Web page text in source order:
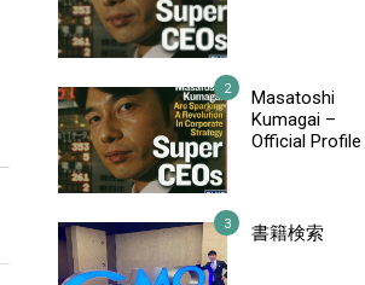
Masatoshi
Kumagai –
Official Profile
書籍検索